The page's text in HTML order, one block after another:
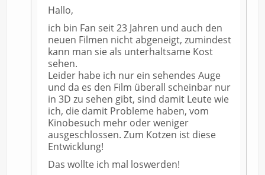
Hallo,
ich bin Fan seit 23 Jahren und auch den
neuen Filmen nicht abgeneigt, zumindest
kann man sie als unterhaltsame Kost
sehen.
Leider habe ich nur ein sehendes Auge
und da es den Film überall scheinbar nur
in 3D zu sehen gibt, sind damit Leute wie
ich, die damit Probleme haben, vom
Kinobesuch mehr oder weniger
ausgeschlossen. Zum Kotzen ist diese
Entwicklung!
Das wollte ich mal loswerden!